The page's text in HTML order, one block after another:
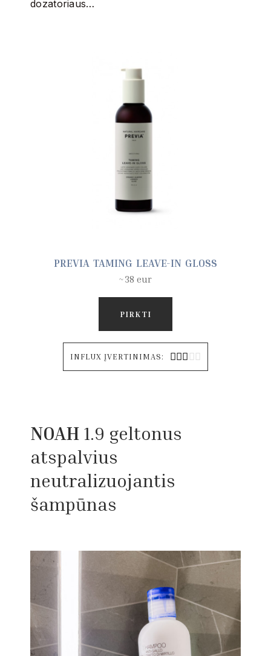
dozatoriaus…
PREVIA TAMING LEAVE-IN GLOSS
~38 eur
PIRKTI
INFLUX ĮVERTINIMAS:     
NOAH 1.9 geltonus
atspalvius
neutralizuojantis
šampūnas